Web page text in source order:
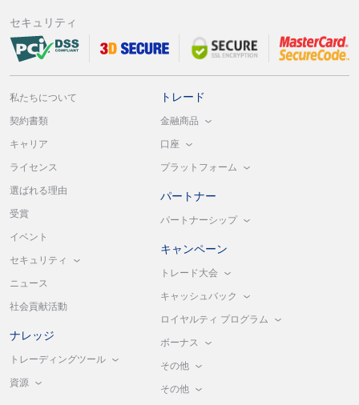
セキュリティ
私たちについて
契約書類
キャリア
ライセンス
選ばれる理由
受賞
イベント
セキュリティ
ニュース
社会貢献活動
ナレッジ
トレーディングツール
資源
トレード
金融商品
口座
プラットフォーム
パートナー
パートナーシップ
キャンペーン
トレード大会
キャッシュバック
ロイヤルティ プログラム
ボーナス
その他
その他